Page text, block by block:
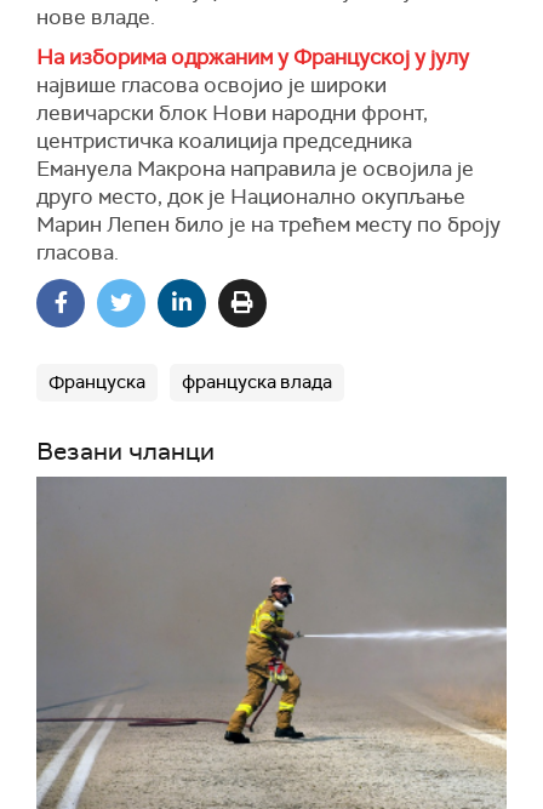
нове владе.
На изборима одржаним у Француској у јулу
највише гласова освојио је широки
левичарски блок Нови народни фронт,
центристичка коалиција председника
Емануела Макрона направила је освојила је
друго место, док је Национално окупљање
Марин Лепен било је на трећем месту по броју
гласова.
Француска француска влада
Везани чланци